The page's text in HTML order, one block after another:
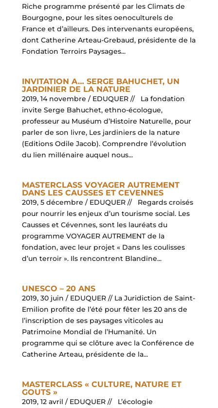
Riche programme présenté par les Climats de
Bourgogne, pour les sites oenoculturels de
France et d’ailleurs. Des intervenants européens,
dont Catherine Arteau-Grebaud, présidente de la
Fondation Terroirs Paysages...
INVITATION A… SERGE BAHUCHET, UN
JARDINIER DE LA NATURE
2019, 14 novembre / EDUQUER // La fondation
invite Serge Bahuchet, ethno-écologue,
professeur au Muséum d’Histoire Naturelle, pour
parler de son livre, Les jardiniers de la nature
(Editions Odile Jacob). Comprendre l’évolution
du lien millénaire auquel nous...
MASTERCLASS VOYAGER AUTREMENT
DANS LES CAUSSES ET CEVENNES
2019, 5 décembre / EDUQUER // Regards croisés
pour nourrir les enjeux d’un tourisme social. Les
Causses et Cévennes, sont les lauréats du
programme VOYAGER AUTREMENT de la
fondation, avec leur projet « Dans les coulisses
d’un terroir ». Ils rencontrent Blandine...
UNESCO – 20 ANS
2019, 30 juin / EDUQUER // La Juridiction de Saint-
Emilion profite de l’été pour fêter les 20 ans de
l’inscription de ses paysages viticoles au
Patrimoine Mondial de l’Humanité. Un
programme qui se clôture avec la Conférence de
Catherine Arteau, présidente de la...
MASTERCLASS « CULTURE, NATURE ET
GOUTS »
2019, 12 avril / EDUQUER // L’écologie